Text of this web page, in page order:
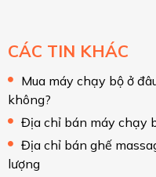
CÁC TIN KHÁC
Mua máy chạy bộ ở
không?
Địa chỉ bán máy chạy
Địa chỉ bán ghế
lượng